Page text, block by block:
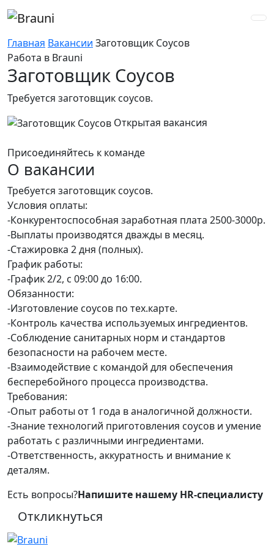
Главная Вакансии Заготовщик Соусов
Работа в Brauni
Заготовщик Соусов
Требуется заготовщик соусов.
Открытая вакансия
Присоединяйтесь к команде
О вакансии
Требуется заготовщик соусов.
Условия оплаты:
-Конкурентоспособная заработная плата 2500-3000р.
-Выплаты производятся дважды в месяц.
-Стажировка 2 дня (полных).
График работы:
-График 2/2, с 09:00 до 16:00.
Обязанности:
-Изготовление соусов по тех.карте.
-Контроль качества используемых ингредиентов.
-Соблюдение санитарных норм и стандартов
безопасности на рабочем месте.
-Взаимодействие с командой для обеспечения
бесперебойного процесса производства.
Требования:
-Опыт работы от 1 года в аналогичной должности.
-Знание технологий приготовления соусов и умение
работать с различными ингредиентами.
-Ответственность, аккуратность и внимание к
деталям.
Есть вопросы?Напишите нашему HR-специалисту
Откликнуться